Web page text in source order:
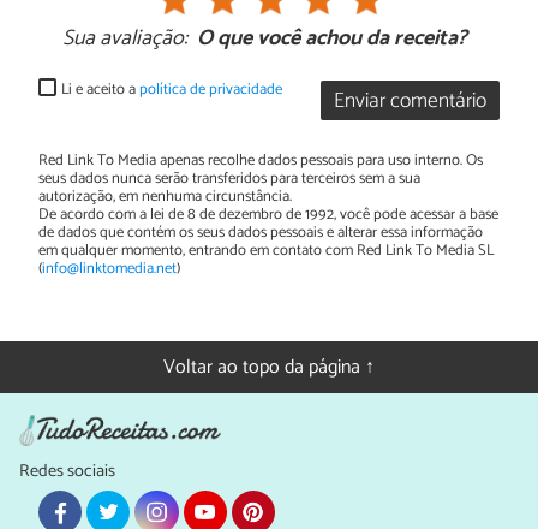
Sua avaliação: O que você achou da receita?
Enviar comentário
Li e aceito apolítica de privacidade
Red Link To Media apenas recolhe dados pessoais para uso interno. Os
seus dados nunca serão transferidos para terceiros sem a sua
autorização, em nenhuma circunstância.
De acordo com a lei de 8 de dezembro de 1992, você pode acessar a base
de dados que contém os seus dados pessoais e alterar essa informação
em qualquer momento, entrando em contato com Red Link To Media SL
(info@linktomedia.net)
Voltar ao topo da página ↑
Redes sociais